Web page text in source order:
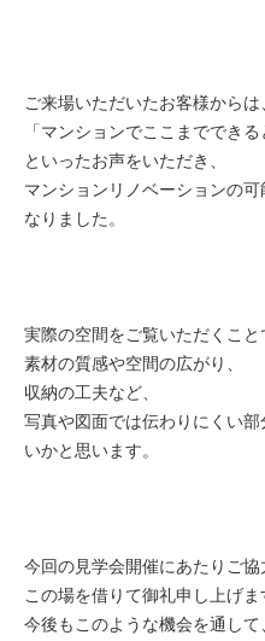
ご来場いただいたお客様からは
「マンションでここまでできる
といったお声をいただき、
マンションリノベーションの
なりました。
実際の空間をご覧いただくこと
素材の質感や空間の広がり、
収納の工夫など、
写真や図面では伝わりにくい
いかと思います。
今回の見学会開催にあたりご協
この場を借りて御礼申し上げま
今後もこのような機会を通して